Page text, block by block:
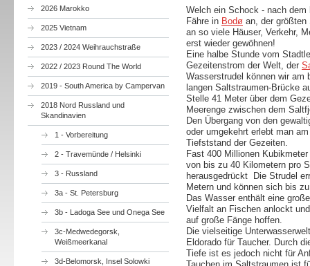
2026 Marokko
2025 Vietnam
2023 / 2024 Weihrauchstraße
2022 / 2023 Round The World
2019 - South America by Campervan
2018 Nord Russland und
Skandinavien
1 - Vorbereitung
2 - Travemünde / Helsinki
3 - Russland
3a - St. Petersburg
3b - Ladoga See und Onega See
3c-Medwedegorsk,
Weißmeerkanal
3d-Belomorsk, Insel Solowki
Welch ein Schock - nach
Fähre in Bodø an, der größten
an so viele Häuser, Verkehr,
erst wieder gewöhnen!
Eine halbe Stunde vom
Gezeitenstrom der Welt, der
Wasserstrudel können wir am
langen Saltstraumen-Brücke
Stelle 41 Meter über dem
Meerenge zwischen dem
Den Übergang von den
oder umgekehrt erlebt man
Tiefststand der Gezeiten.
Fast 400 Millionen
von bis zu 40 Kilometern pro
herausgedrückt Die Strudel
Metern und können sich bis
Das Wasser enthält eine
Vielfalt an Fischen anlockt
auf große Fänge hoffen.
Die vielseitige
Eldorado für Taucher. Durch
Tiefe ist es jedoch nicht für